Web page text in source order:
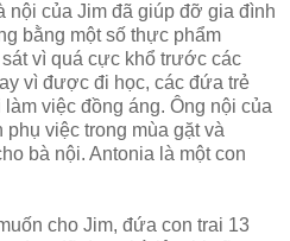
nội của Jim đã giúp đỡ gia đình
bằng một số thực phẩm
vì quá cực khổ trước các
vì được đi học, các đứa trẻ
việc đồng áng. Ông nội của
việc trong mùa gặt và
bà nội. Antonia là một con
cho Jim, đứa con trai 13